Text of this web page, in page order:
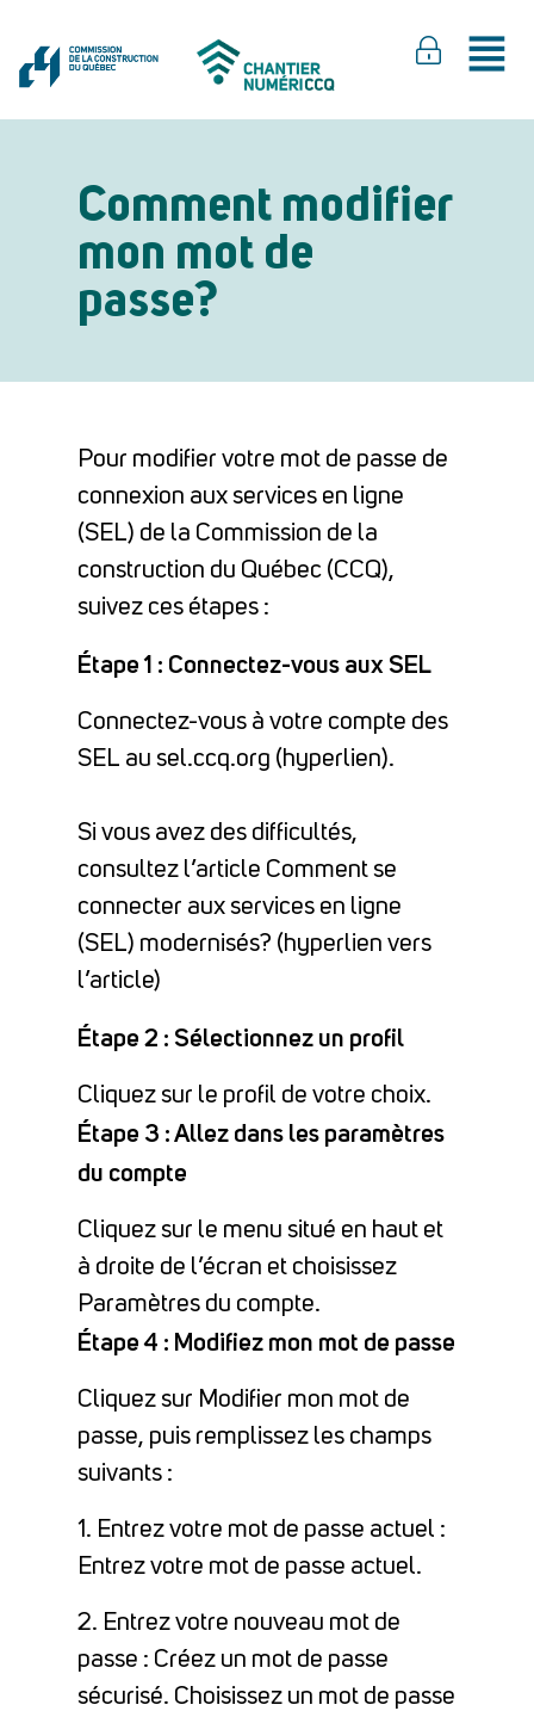
Comment modifier
mon mot de
passe?
Pour modifier votre mot de passe de
connexion aux services en ligne
(SEL) de la Commission de la
construction du Québec (CCQ),
suivez ces étapes :
Étape 1 : Connectez-vous aux SEL
Connectez-vous à votre compte des
SEL au sel.ccq.org (hyperlien).
Si vous avez des difficultés,
consultez l’article Comment se
connecter aux services en ligne
(SEL) modernisés? (hyperlien vers
l’article)
Étape 2 : Sélectionnez un profil
Cliquez sur le profil de votre choix.
Étape 3 : Allez dans les paramètres
du compte
Cliquez sur le menu situé en haut et
à droite de l’écran et choisissez
Paramètres du compte.
Étape 4 : Modifiez mon mot de passe
Cliquez sur Modifier mon mot de
passe, puis remplissez les champs
suivants :
1. Entrez votre mot de passe actuel :
Entrez votre mot de passe actuel.
2. Entrez votre nouveau mot de
passe : Créez un mot de passe
sécurisé. Choisissez un mot de passe